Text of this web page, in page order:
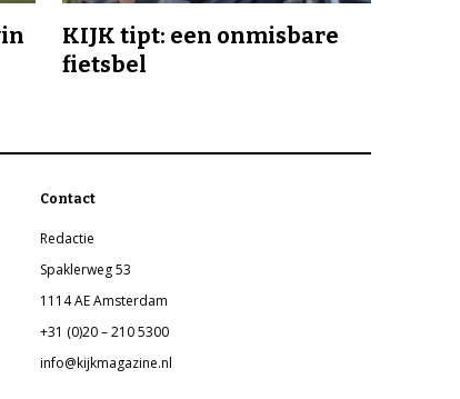
KIJK tipt: een onmisbare
fietsbel
Contact
Redactie
Spaklerweg 53
1114 AE Amsterdam
+31 (0)20 – 210 5300
info@kijkmagazine.nl